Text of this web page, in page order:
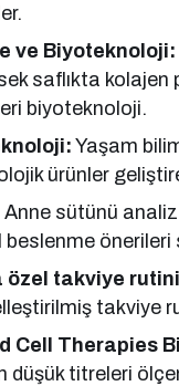
ve Biyoteknoloji:
saflıkta
biyoteknoloji.
Yaşam
ürünler
Anne sütünü
beslenme
özel takviye
takviye
Cell Therapies
düşük titreleri